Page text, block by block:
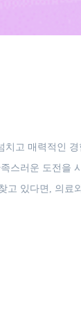
고 매력적인
러운 도전을
있다면, 의료